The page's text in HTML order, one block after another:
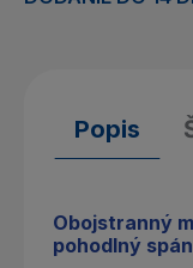
Popis
Obojstranný
pohodlný